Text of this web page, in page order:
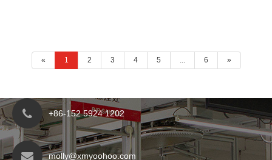
« 1 2 3 4 5 ... 6 »
+86-152 5924 1202
molly@xmyoohoo.com